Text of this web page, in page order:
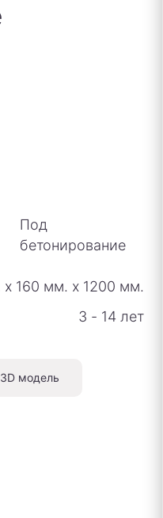
Под
бетонирование
х 160 мм. х 1200 мм.
3 - 14 лет
3D модель